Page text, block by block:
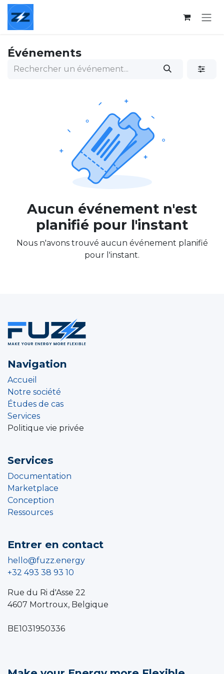
Se rendre au contenu
Événements
Aucun événement n'est
planifié pour l'instant
Nous n'avons trouvé aucun événement planifié
pour l'instant.
Navigation
Accueil
Notre société
Études de cas
Services
Politique vie privée
Services
Documentation
Marketplace
Conception
Ressources
Entrer en contact
hello@fuzz.energy
+32 493 38 93 10
Rue du Ri d'Asse 22
4607 Mortroux, Belgique
BE1031950336